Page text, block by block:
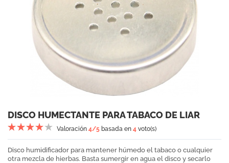
DISCO HUMECTANTE PARA TABACO DE LIAR
Valoración 4/5 basada en 4 voto(s)
Disco humidificador para mantener húmedo el tabaco o cualquier
otra mezcla de hierbas. Basta sumergir en agua el disco y secarlo